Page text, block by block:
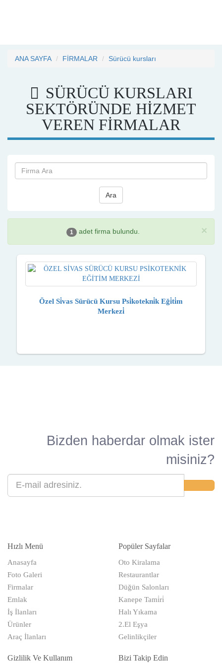
ANA SAYFA FİRMALAR Sürücü kursları
SÜRÜCÜ KURSLARI
SEKTÖRÜNDE HİZMET
VEREN FİRMALAR
Ara
×
1 adet firma bulundu.
Özel Si̇vas Sürücü Kursu Psi̇kotekni̇k Eği̇ti̇m
Merkezi̇
Bizden haberdar olmak ister
misiniz?
Hızlı Menü
Anasayfa
Foto Galeri
Firmalar
Emlak
İş İlanları
Ürünler
Araç İlanları
Popüler Sayfalar
Oto Kiralama
Restaurantlar
Düğün Salonları
Kanepe Tami̇ri̇
Halı Yıkama
2.El Eşya
Gelinlikçiler
Gizlilik Ve Kullanım Bizi Takip Edin